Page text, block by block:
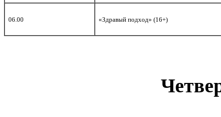
06.00 «Здравый подход» (16+)